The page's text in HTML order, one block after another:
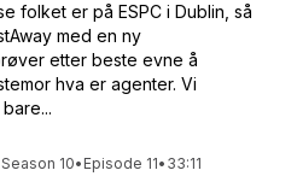
folket er på ESPC i Dublin, så
med en ny
etter beste evne å
hva er agenter. Vi
Season 10• Episode 11• 33:11